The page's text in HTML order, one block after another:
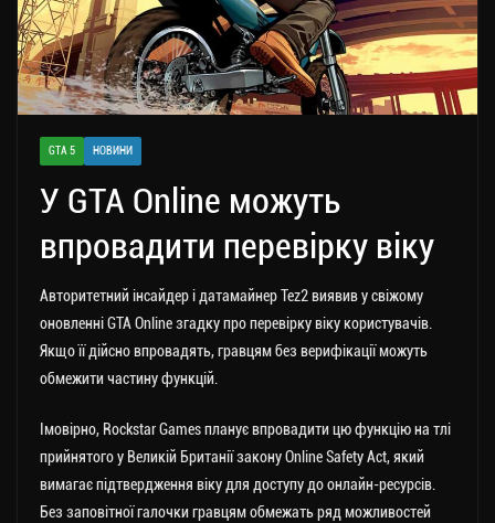
GTA 5 НОВИНИ
У GTA Online можуть
впровадити перевірку віку
Авторитетний інсайдер і датамайнер Tez2 виявив у свіжому
оновленні GTA Online згадку про перевірку віку користувачів.
Якщо її дійсно впровадять, гравцям без верифікації можуть
обмежити частину функцій.
Імовірно, Rockstar Games планує впровадити цю функцію на тлі
прийнятого у Великій Британії закону Online Safety Act, який
вимагає підтвердження віку для доступу до онлайн-ресурсів.
Без заповітної галочки гравцям обмежать ряд можливостей